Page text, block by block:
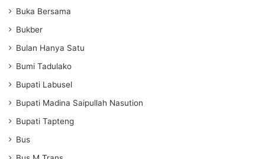
Buka Bersama
Bukber
Bulan Hanya Satu
Bumi Tadulako
Bupati Labusel
Bupati Madina Saipullah Nasution
Bupati Tapteng
Bus